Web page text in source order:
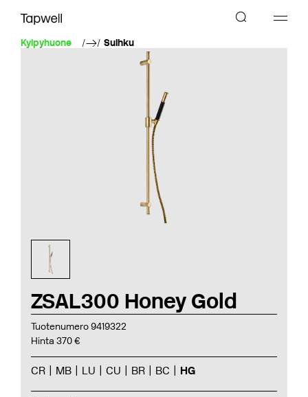
Kylpyhuone Suihku
ZSAL300 Honey Gold
Tuotenumero 9419322
Hinta 370 €
CR MB LU CU BR BC HG